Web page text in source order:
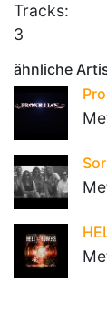
Tracks:
3
ähnliche